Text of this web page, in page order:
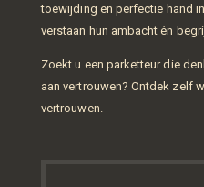
toewijding en perfectie hand
verstaan hun ambacht én
Zoekt u een parketteur die
aan vertrouwen? Ontdek zelf
vertrouwen.